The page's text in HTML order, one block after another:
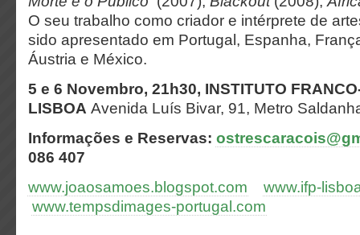
O seu trabalho como criador e intérprete de
sido apresentado em Portugal, Espanha,
Áustria e México.
5 e 6 Novembro, 21h30, INSTITUTO
LISBOA Avenida Luís Bivar, 91, Metro
Informações e Reservas:
086 407
www.joaosamoes.blogspot.com
www.ifp-
www.tempsdimages-portugal.com